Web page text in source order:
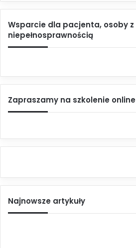
Wsparcie dla pacjenta, osoby z
niepełnosprawnością
Zapraszamy na szkolenie online
Najnowsze artykuły